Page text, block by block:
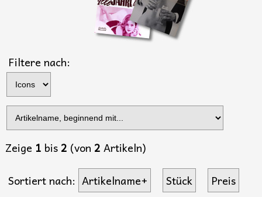
Filtere nach:
Zeige 1 bis 2 (von 2 Artikeln)
Sortiert nach: Artikelname+ Stück Preis